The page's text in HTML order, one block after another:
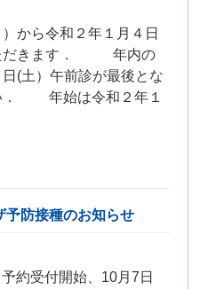
から令和２年１月４日
ただきます． 年内の
(土）午前診が最後とな
． 年始は令和２年１
防接種のお知らせ
約受付開始、10月7日